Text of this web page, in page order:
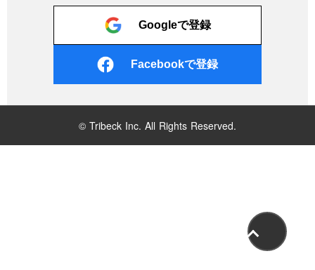
Googleで登録
Facebookで登録
© Tribeck Inc. All Rights Reserved.